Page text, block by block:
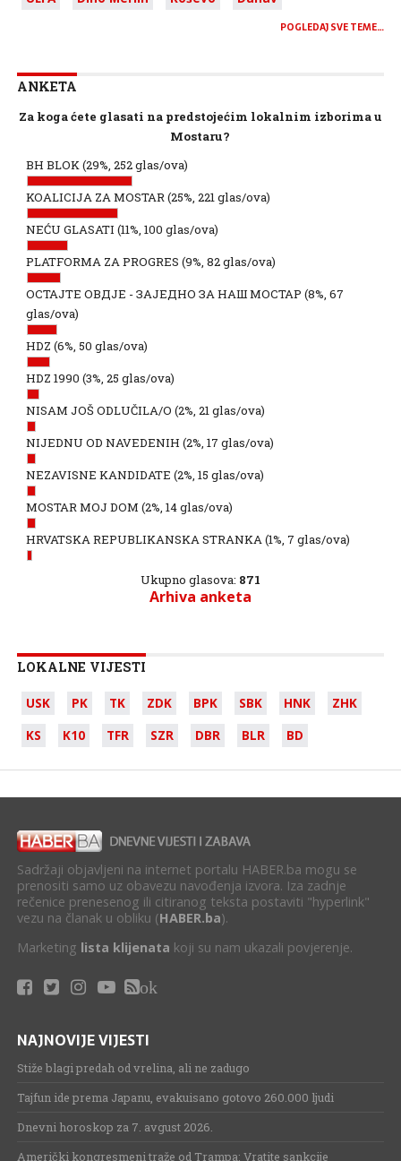
POGLEDAJ SVE TEME…
ANKETA
Za koga ćete glasati na predstojećim lokalnim izborima u
Mostaru?
BH BLOK(29%, 252 glas/ova)
KOALICIJA ZA MOSTAR(25%, 221 glas/ova)
NEĆU GLASATI (11%, 100 glas/ova)
PLATFORMA ZA PROGRES (9%, 82 glas/ova)
ОСТАЈТЕ ОВДЈЕ - ЗАЈЕДНО ЗА НАШ МОСТАР (8%, 67
glas/ova)
HDZ (6%, 50 glas/ova)
HDZ 1990 (3%, 25 glas/ova)
NISAM JOŠ ODLUČILA/O (2%, 21 glas/ova)
NIJEDNU OD NAVEDENIH (2%, 17 glas/ova)
NEZAVISNE KANDIDATE (2%, 15 glas/ova)
MOSTAR MOJ DOM (2%, 14 glas/ova)
HRVATSKA REPUBLIKANSKA STRANKA(1%, 7 glas/ova)
Ukupno glasova: 871
Arhiva anketa
LOKALNE VIJESTI
USK PK TK ZDK BPK SBK HNK
ZHK
KS
K10 TFR SZR DBR BLR BD
Sadržaji objavljeni na internet portalu HABER.ba mogu se
prenositi samo uz obavezu navođenja izvora. Iza zadnje
rečenice prenesenog ili citiranog teksta postaviti "hyperlink"
vezu na članak u obliku (HABER.ba).
Marketing lista klijenata koji su nam ukazali povjerenje.
ok
NAJNOVIJE VIJESTI
Stiže blagi predah od vrelina, ali ne zadugo
Tajfun ide prema Japanu, evakuisano gotovo 260.000 ljudi
Dnevni horoskop za 7. avgust 2026.
Američki kongresmeni traže od Trampa: Vratite sankcije